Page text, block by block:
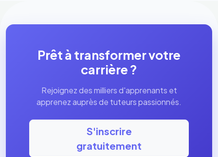
Prêt à transformer votre
carrière ?
Rejoignez des milliers d'apprenants et
apprenez auprès de tuteurs passionnés.
S'inscrire
gratuitement